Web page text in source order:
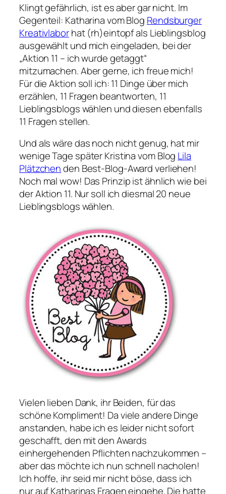
Klingt gefährlich, ist es aber gar nicht. Im
Gegenteil: Katharina vom Blog Rendsburger
Kreativlaborhat (rh)eintopf als Lieblingsblog
ausgewählt und mich eingeladen, bei der
„Aktion 11 – ich wurde getaggt“
mitzumachen. Aber gerne, ich freue mich!
Für die Aktion soll ich: 11 Dinge über mich
erzählen, 11 Fragen beantworten, 11
Lieblingsblogs wählen und diesen ebenfalls
11 Fragen stellen.
Und als wäre das noch nicht genug, hat mir
wenige Tage später Kristina vom Blog Lila
Plätzchenden Best-Blog-Award verliehen!
Noch mal wow! Das Prinzip ist ähnlich wie bei
der Aktion 11. Nur soll ich diesmal 20 neue
Lieblingsblogs wählen.
Vielen lieben Dank, ihr Beiden, für das
schöne Kompliment! Da viele andere Dinge
anstanden, habe ich es leider nicht sofort
geschafft, den mit den Awards
einhergehenden Pflichten nachzukommen –
aber das möchte ich nun schnell nacholen!
Ich hoffe, ihr seid mir nicht böse, dass ich
nur auf Katharinas Fragen eingehe. Die hatte